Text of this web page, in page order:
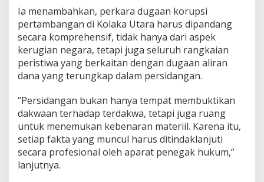
Ia menambahkan, perkara dugaan korupsi
pertambangan di Kolaka Utara harus dipandang
secara komprehensif, tidak hanya dari aspek
kerugian negara, tetapi juga seluruh rangkaian
peristiwa yang berkaitan dengan dugaan aliran
dana yang terungkap dalam persidangan.
“Persidangan bukan hanya tempat membuktikan
dakwaan terhadap terdakwa, tetapi juga ruang
untuk menemukan kebenaran materiil. Karena itu,
setiap fakta yang muncul harus ditindaklanjuti
secara profesional oleh aparat penegak hukum,”
lanjutnya.